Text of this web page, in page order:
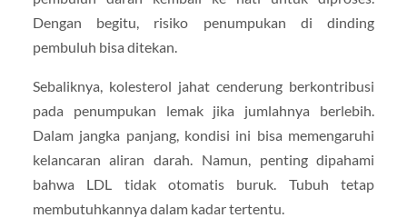
Dengan begitu, risiko penumpukan di dinding
pembuluh bisa ditekan.
Sebaliknya, kolesterol jahat cenderung berkontribusi
pada penumpukan lemak jika jumlahnya berlebih.
Dalam jangka panjang, kondisi ini bisa memengaruhi
kelancaran aliran darah. Namun, penting dipahami
bahwa LDL tidak otomatis buruk. Tubuh tetap
membutuhkannya dalam kadar tertentu.